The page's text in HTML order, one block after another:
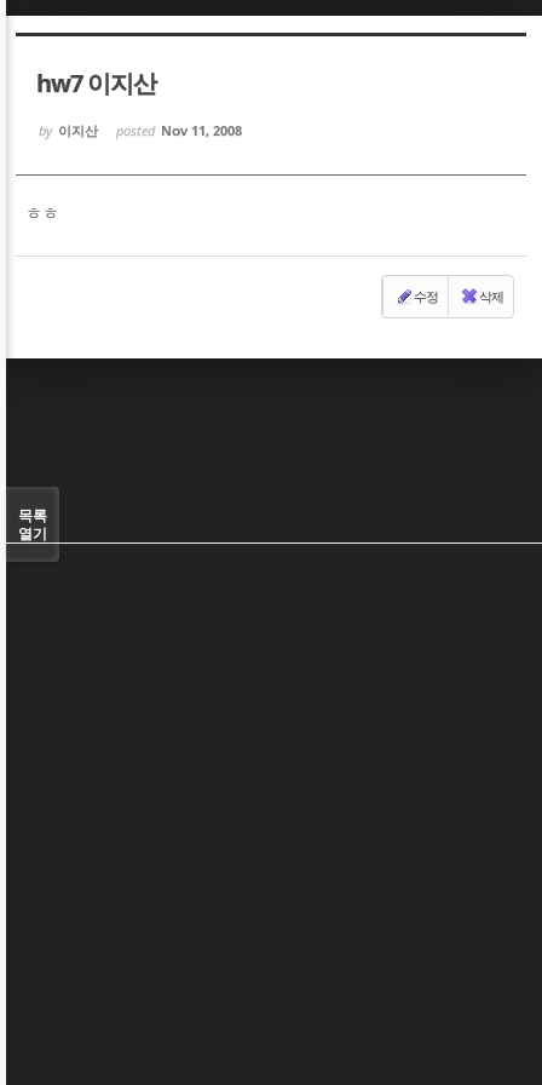
hw7 이지산
by 이지산 posted Nov 11, 2008
ㅎㅎ
수정 삭제
목록
열기
Sketchbook5, 스케치북5
Sketchbook5, 스케치북5
Sketchbook5, 스케치북5
Sketchbook5, 스케치북5